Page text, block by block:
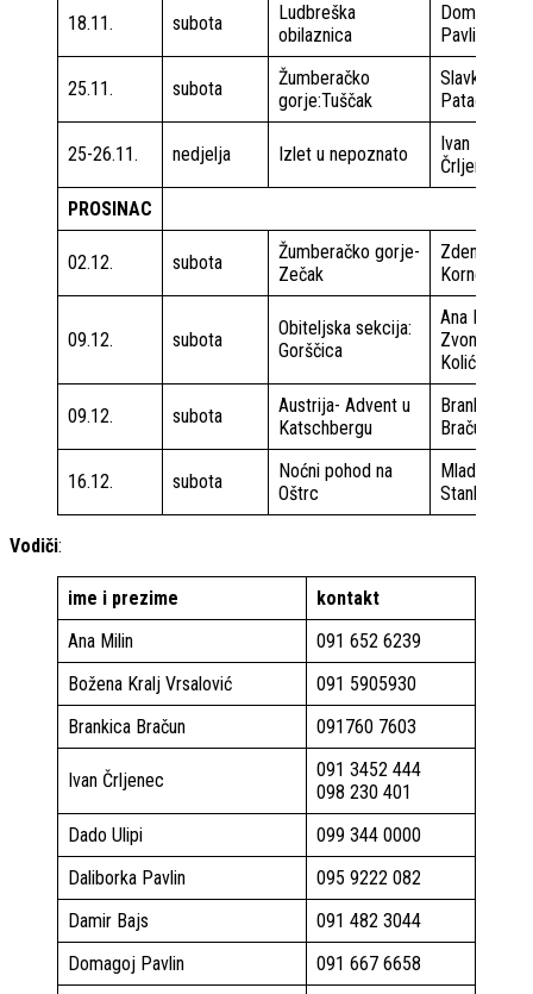
18.11. subota
Ludbreška
obilaznica
Domagoj
Pavlin
25.11. subota
Žumberačko
gorje:Tuščak
Slavko
Patačko
25-26.11. nedjelja Izlet u nepoznato
Ivan
Črljenec
PROSINAC
02.12. subota
Žumberačko gorje-
Zečak
Zdenko
Kornet
09.12. subota
Obiteljska sekcija:
Gorščica
Ana Milin
Zvonko
Kolić
09.12. subota
Austrija- Advent u
Katschbergu
Brankica
Bračun
16.12. subota
Noćni pohod na
Oštrc
Mladen
Stanković
Vodiči:
ime i prezime
kontakt
Ana Milin
091 652 6239
Božena Kralj Vrsalović
091 5905930
Brankica Bračun
091760 7603
Ivan Črljenec
091 3452 444
098 230 401
Dado Ulipi
099 344 0000
Daliborka Pavlin
095 9222 082
Damir Bajs
091 482 3044
Domagoj Pavlin
091 667 6658